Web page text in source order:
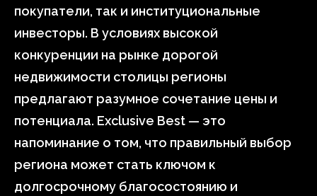
покупатели, так и институциональные
инвесторы. В условиях высокой
конкуренции на рынке дорогой
недвижимости столицы регионы
предлагают разумное сочетание цены и
потенциала. Exclusive Best — это
напоминание о том, что правильный выбор
региона может стать ключом к
долгосрочному благосостоянию и